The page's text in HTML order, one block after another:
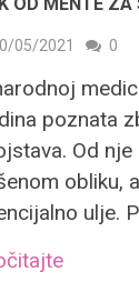
OD MENTE ZA
05/2021 0
poznata
Od
obliku,
ulje.